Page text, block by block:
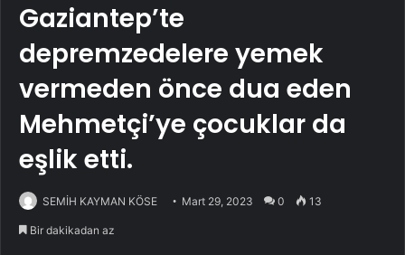
Gaziantep’te
depremzedelere yemek
vermeden önce dua eden
Mehmetçi’ye çocuklar da
eşlik etti.
SEMİH KAYMAN KÖSE Mart 29, 2023 0 13
Bir dakikadan az